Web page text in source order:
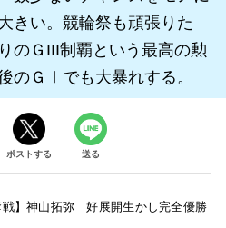
きい。競輪祭も頑張りた
のＧIII制覇という最高の勲
のＧⅠでも大暴れする。
ポストする 送る
戦】神山拓弥 好展開生かし完全優勝